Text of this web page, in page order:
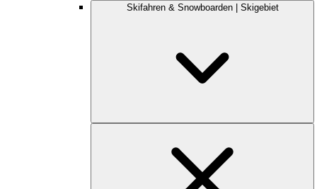
Skifahren & Snowboarden | Skigebiet